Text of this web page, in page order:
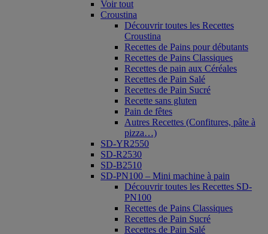
Voir tout
Croustina
Découvrir toutes les Recettes
Croustina
Recettes de Pains pour débutants
Recettes de Pains Classiques
Recettes de pain aux Céréales
Recettes de Pain Salé
Recettes de Pain Sucré
Recette sans gluten
Pain de fêtes
Autres Recettes (Confitures, pâte à
pizza…)
SD-YR2550
SD-R2530
SD-B2510
SD-PN100 – Mini machine à pain
Découvrir toutes les Recettes SD-
PN100
Recettes de Pains Classiques
Recettes de Pain Sucré
Recettes de Pain Salé